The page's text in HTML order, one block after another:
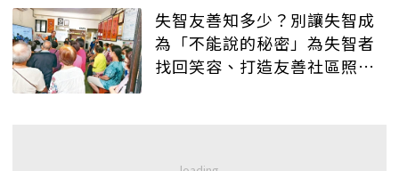
失智友善知多少？別讓失智成
為「不能說的秘密」為失智者
找回笑容、打造友善社區照護